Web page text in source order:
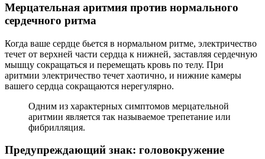
Мерцательная аритмия против нормального
сердечного ритма
Когда ваше сердце бьется в нормальном ритме, электричество
течет от верхней части сердца к нижней, заставляя сердечную
мышцу сокращаться и перемещать кровь по телу. При
аритмии электричество течет хаотично, и нижние камеры
вашего сердца сокращаются нерегулярно.
Одним из характерных симптомов мерцательной
аритмии является так называемое трепетание или
фибрилляция.
Предупреждающий знак: головокружение